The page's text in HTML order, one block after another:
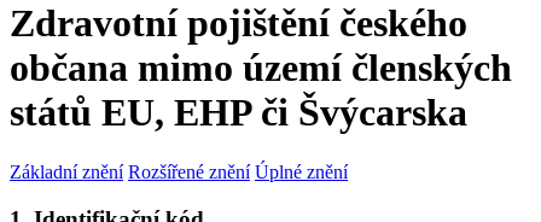
Zdravotní pojištění českého
občana mimo území členských
států EU, EHP či Švýcarska
Základní znění Rozšířené znění Úplné znění